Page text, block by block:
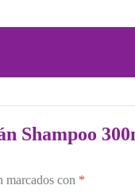
Shampoo
marcados con *